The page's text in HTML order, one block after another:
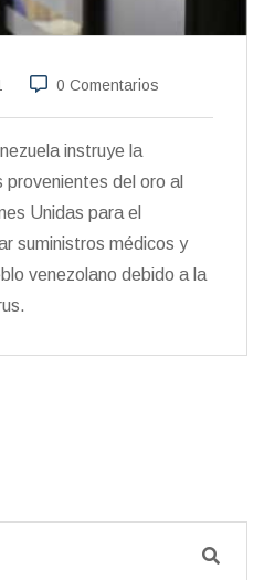
0 Comentarios
instruye la
del oro al
Unidas para el
suministros médicos y
venezolano debido a la